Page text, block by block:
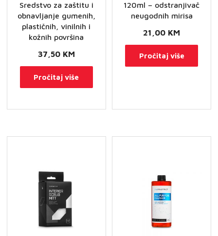
Sredstvo za zaštitu i
obnavljanje gumenih,
plastičnih, vinilnih i
kožnih površina
37,50 KM
Pročitaj više
120ml – odstranjivač
neugodnih mirisa
21,00 KM
Pročitaj više